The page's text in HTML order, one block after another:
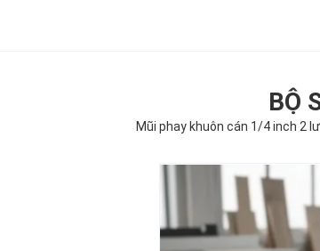
BỘ
Mũi phay khuôn cán 1/4 inch 2